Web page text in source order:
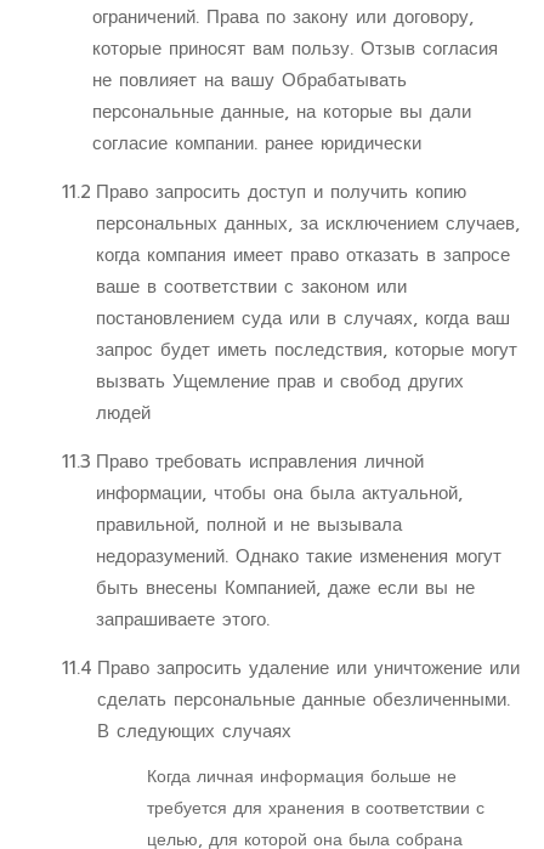
ограничений. Права по закону или договору,
которые приносят вам пользу. Отзыв согласия
не повлияет на вашу Обрабатывать
персональные данные, на которые вы дали
согласие компании. ранее юридически
11.2 Право запросить доступ и получить копию
персональных данных, за исключением случаев,
когда компания имеет право отказать в запросе
ваше в соответствии с законом или
постановлением суда или в случаях, когда ваш
запрос будет иметь последствия, которые могут
вызвать Ущемление прав и свобод других
людей
11.3 Право требовать исправления личной
информации, чтобы она была актуальной,
правильной, полной и не вызывала
недоразумений. Однако такие изменения могут
быть внесены Компанией, даже если вы не
запрашиваете этого.
11.4 Право запросить удаление или уничтожение или
сделать персональные данные обезличенными.
В следующих случаях
Когда личная информация больше не
требуется для хранения в соответствии с
целью, для которой она была собрана